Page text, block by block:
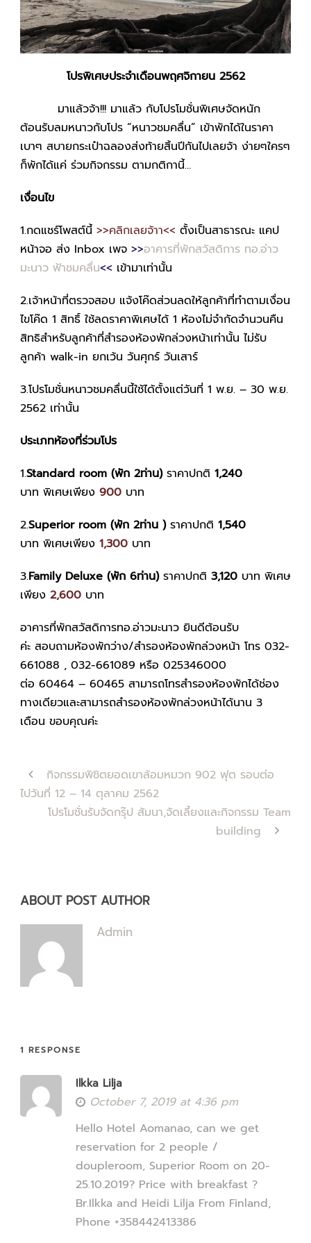
โปรพิเศษประจำเดือนพฤศจิกายน 2562
มาแล้วจ้า!!! มาแล้ว กับโปรโมชั่นพิเศษจัดหนัก
ต้อนรับลมหนาวกับโปร “หนาวชมคลื่น” เข้าพักได้ในราคา
เบาๆ สบายกระเป๋าฉลองส่งท้ายสิ้นปีกันไปเลยจ้า ง่ายๆใครๆ
ก็พักได้แค่ ร่วมกิจกรรม ตามกติกานี้…
เงื่อนไข
1.กดแชร์โพสต์นี้ >>คลิกเลยจ้าา<< ตั้งเป็นสาธารณะ แคป
หน้าจอ ส่ง Inbox เพจ >>อาคารที่พักสวัสดิการ ทอ.อ่าว
มะนาว ฟ้าชมคลื่น<< เข้ามาเท่านั้น
2.เจ้าหน้าที่ตรวจสอบ แจ้งโค๊ดส่วนลดให้ลูกค้าที่ทำตามเงื่อน
ไขโค๊ด 1 สิทธิ์ ใช้ลดราคาพิเศษได้ 1 ห้องไม่จำกัดจำนวนคืน
สิทธิสำหรับลูกค้าที่สำรองห้องพักล่วงหน้าเท่านั้น ไม่รับ
ลูกค้า walk-in ยกเว้น วันศุกร์ วันเสาร์
3.โปรโมชั่นหนาวชมคลื่นนี้ใช้ได้ตั้งแต่วันที่ 1 พ.ย. – 30 พ.ย.
2562 เท่านั้น
ประเภทห้องที่ร่วมโปร
1.Standard room (พัก 2ท่าน)ราคาปกติ 1,240
บาท พิเศษเพียง 900 บาท
2.Superior room (พัก 2ท่าน )ราคาปกติ 1,540
บาท พิเศษเพียง 1,300 บาท
3.Family Deluxe (พัก 6ท่าน)ราคาปกติ 3,120 บาท พิเศษ
เพียง 2,600 บาท
อาคารที่พักสวัสดิการทอ.อ่าวมะนาว ยินดีต้อนรับ
ค่ะ สอบถามห้องพักว่าง/สำรองห้องพักล่วงหน้า โทร 032-
661088 , 032-661089 หรือ 025346000
ต่อ 60464 – 60465 สามารถโทรสำรองห้องพักได้ช่อง
ทางเดียวและสามารถสำรองห้องพักล่วงหน้าได้นาน 3
เดือน ขอบคุณค่ะ
กิจกรรมพิชิตยอดเขาล้อมหมวก 902 ฟุต รอบต่อ
ไปวันที่ 12 – 14 ตุลาคม 2562
โปรโมชั่นรับจัดกรุ๊ป สัมนา,จัดเลี้ยงและกิจกรรม Team
building
ABOUT POST AUTHOR
Admin
1 RESPONSE
Ilkka Lilja
October 7, 2019 at 4:36 pm
Hello Hotel Aomanao, can we get
reservation for 2 people /
doupleroom, Superior Room on 20-
25.10.2019? Price with breakfast ?
Br.Ilkka and Heidi Lilja From Finland,
Phone +358442413386